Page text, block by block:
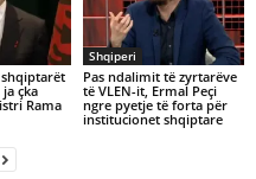
çka
Rama
Shqiperi
Pas ndalimit të zyrtarëve
të VLEN-it, Ermal Peçi
ngre pyetje të forta për
institucionet shqiptare